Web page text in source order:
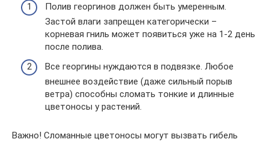
Полив георгинов должен быть умеренным.
Застой влаги запрещен категорически –
корневая гниль может появиться уже на 1-2 день
после полива.
Все георгины нуждаются в подвязке. Любое
внешнее воздействие (даже сильный порыв
ветра) способны сломать тонкие и длинные
цветоносы у растений.
Важно! Сломанные цветоносы могут вызвать гибель